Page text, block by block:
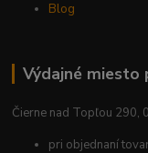
Blog
Výdajné miesto
Čierne nad Topľou 290,
pri objednaní